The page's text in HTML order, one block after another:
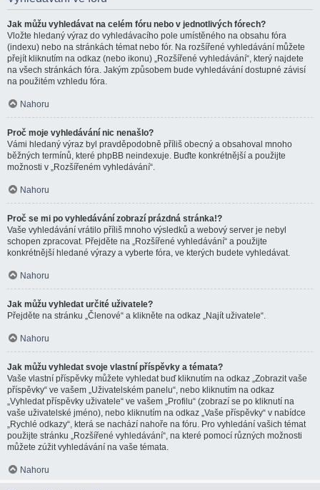
Jak můžu vyhledávat na celém fóru nebo v jednotlivých fórech?
Vložte hledaný výraz do vyhledávacího pole umístěného na obsahu fóra
(indexu) nebo na stránkách témat nebo fór. Na rozšířené vyhledávání můžete
přejít kliknutím na odkaz (nebo ikonu) „Rozšířené vyhledávání“, který najdete
na všech stránkách fóra. Jakým způsobem bude vyhledávání dostupné závisí
na použitém vzhledu fóra.
Nahoru
Proč moje vyhledávání nic nenašlo?
Vámi hledaný výraz byl pravděpodobně příliš obecný a obsahoval mnoho
běžných termínů, které phpBB neindexuje. Buďte konkrétnější a použijte
možnosti v „Rozšířeném vyhledávání“.
Nahoru
Proč se mi po vyhledávání zobrazí prázdná stránka!?
Vaše vyhledávání vrátilo příliš mnoho výsledků a webový server je nebyl
schopen zpracovat. Přejděte na „Rozšířené vyhledávání“ a použijte
konkrétnější hledané výrazy a vyberte fóra, ve kterých budete vyhledávat.
Nahoru
Jak můžu vyhledat určité uživatele?
Přejděte na stránku „Členové“ a klikněte na odkaz „Najít uživatele“.
Nahoru
Jak můžu vyhledat svoje vlastní příspěvky a témata?
Vaše vlastní příspěvky můžete vyhledat buď kliknutím na odkaz „Zobrazit vaše
příspěvky“ ve vašem „Uživatelském panelu“, nebo kliknutím na odkaz
„Vyhledat příspěvky uživatele“ ve vašem „Profilu“ (zobrazí se po kliknutí na
vaše uživatelské jméno), nebo kliknutím na odkaz „Vaše příspěvky“ v nabídce
„Rychlé odkazy“, která se nachází nahoře na fóru. Pro vyhledání vašich témat
použijte stránku „Rozšířené vyhledávání“, na které pomocí různých možnosti
můžete zúžit vyhledávání na vaše témata.
Nahoru